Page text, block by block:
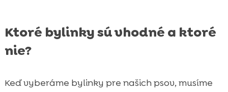
Ktoré bylinky sú vhodné a ktoré
nie?
Keď vyberáme bylinky pre našich psov, musíme